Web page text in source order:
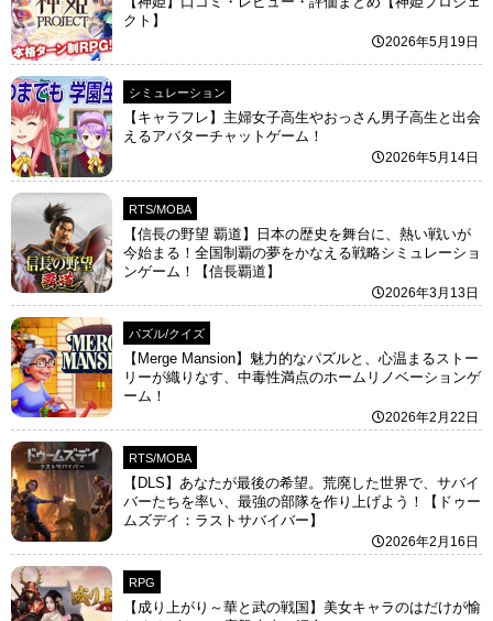
クト】
2026年5月19日
シミュレーション
【キャラフレ】主婦女子高生やおっさん男子高生と出会
えるアバターチャットゲーム！
2026年5月14日
RTS/MOBA
【信長の野望 覇道】日本の歴史を舞台に、熱い戦いが
今始まる！全国制覇の夢をかなえる戦略シミュレーショ
ンゲーム！【信長覇道】
2026年3月13日
パズル/クイズ
【Merge Mansion】魅力的なパズルと、心温まるストー
リーが織りなす、中毒性満点のホームリノベーションゲ
ーム！
2026年2月22日
RTS/MOBA
【DLS】あなたが最後の希望。荒廃した世界で、サバイ
バーたちを率い、最強の部隊を作り上げよう！【ドゥー
ムズデイ：ラストサバイバー】
2026年2月16日
RPG
【成り上がり～華と武の戦国】美女キャラのはだけが愉